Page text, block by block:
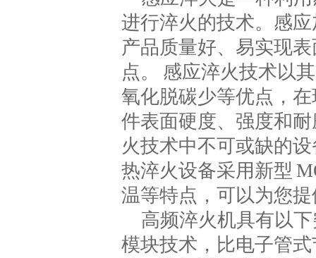
进行淬火的技术。感
产品质量好、易实现
点。 感应淬火技术以
氧化脱碳少等优点，
件表面硬度、强度和
火技术中不可或缺的
热淬火设备采用新型
温等特点，可以为您
高频淬火机具有以
模块技术，比电子管